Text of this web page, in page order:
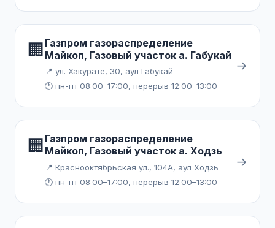
🏢 Газпром газораспределение
Майкоп, Газовый участок а. Габукай
📍 ул. Хакурате, 30, аул Габукай
🕐 пн-пт 08:00–17:00, перерыв 12:00–13:00
→
🏢 Газпром газораспределение
Майкоп, Газовый участок а. Ходзь
📍 Краснооктябрьская ул., 104А, аул Ходзь
🕐 пн-пт 08:00–17:00, перерыв 12:00–13:00
→